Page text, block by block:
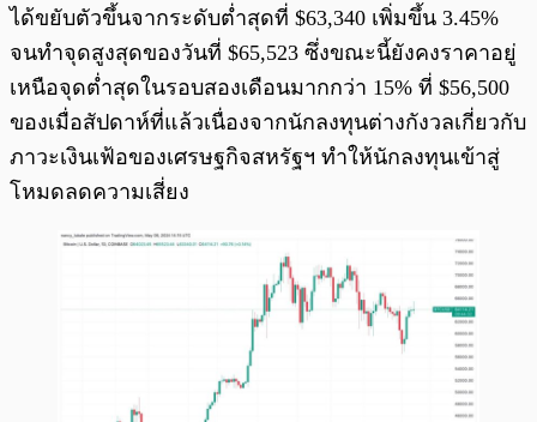
ได้ขยับตัวขึ้นจากระดับต่ำสุดที่ $63,340 เพิ่มขึ้น 3.45%
จนทำจุดสูงสุดของวันที่ $65,523 ซึ่งขณะนี้ยังคงราคาอยู่
เหนือจุดต่ำสุดในรอบสองเดือนมากกว่า 15% ที่ $56,500
ของเมื่อสัปดาห์ที่แล้วเนื่องจากนักลงทุนต่างกังวลเกี่ยวกับ
ภาวะเงินเฟ้อของเศรษฐกิจสหรัฐฯ ทำให้นักลงทุนเข้าสู่
โหมดลดความเสี่ยง